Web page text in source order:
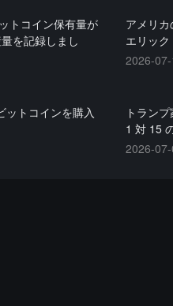
トコイン保有量が
を記録しまし
アメリカ
エリック
2026-
ットコインを購入
トラン
1 対 15
2026-